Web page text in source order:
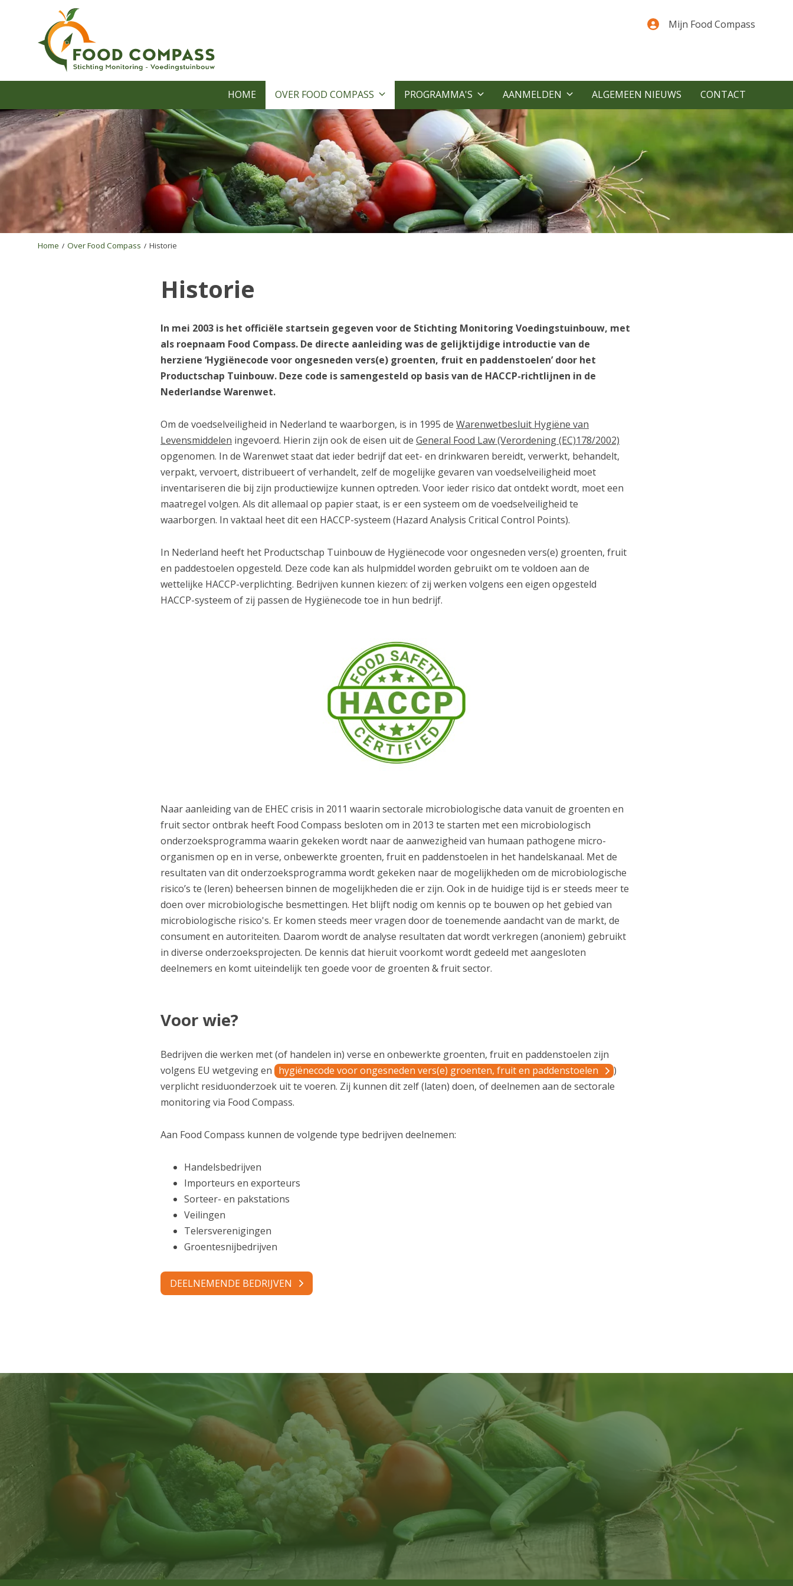
Mijn Food Compass
HOME OVER FOOD COMPASS PROGRAMMA'S AANMELDEN ALGEMEEN NIEUWS CONTACT
Home Over Food Compass Historie
Historie
In mei 2003 is het officiële startsein gegeven voor de Stichting Monitoring Voedingstuinbouw, met
als roepnaam Food Compass. De directe aanleiding was de gelijktijdige introductie van de
herziene ‘Hygiënecode voor ongesneden vers(e) groenten, fruit en paddenstoelen’ door het
Productschap Tuinbouw. Deze code is samengesteld op basis van de HACCP-richtlijnen in de
Nederlandse Warenwet.
Om de voedselveiligheid in Nederland te waarborgen, is in 1995 de Warenwetbesluit Hygiëne van
Levensmiddelen ingevoerd. Hierin zijn ook de eisen uit de General Food Law (Verordening (EC)178/2002)
opgenomen. In de Warenwet staat dat ieder bedrijf dat eet- en drinkwaren bereidt, verwerkt, behandelt,
verpakt, vervoert, distribueert of verhandelt, zelf de mogelijke gevaren van voedselveiligheid moet
inventariseren die bij zijn productiewijze kunnen optreden. Voor ieder risico dat ontdekt wordt, moet een
maatregel volgen. Als dit allemaal op papier staat, is er een systeem om de voedselveiligheid te
waarborgen. In vaktaal heet dit een HACCP-systeem (Hazard Analysis Critical Control Points).
In Nederland heeft het Productschap Tuinbouw de Hygiënecode voor ongesneden vers(e) groenten, fruit
en paddestoelen opgesteld. Deze code kan als hulpmiddel worden gebruikt om te voldoen aan de
wettelijke HACCP-verplichting. Bedrijven kunnen kiezen: of zij werken volgens een eigen opgesteld
HACCP-systeem of zij passen de Hygiënecode toe in hun bedrijf.
Naar aanleiding van de EHEC crisis in 2011 waarin sectorale microbiologische data vanuit de groenten en
fruit sector ontbrak heeft Food Compass besloten om in 2013 te starten met een microbiologisch
onderzoeksprogramma waarin gekeken wordt naar de aanwezigheid van humaan pathogene micro-
organismen op en in verse, onbewerkte groenten, fruit en paddenstoelen in het handelskanaal. Met de
resultaten van dit onderzoeksprogramma wordt gekeken naar de mogelijkheden om de microbiologische
risico’s te (leren) beheersen binnen de mogelijkheden die er zijn. Ook in de huidige tijd is er steeds meer te
doen over microbiologische besmettingen. Het blijft nodig om kennis op te bouwen op het gebied van
microbiologische risico's. Er komen steeds meer vragen door de toenemende aandacht van de markt, de
consument en autoriteiten. Daarom wordt de analyse resultaten dat wordt verkregen (anoniem) gebruikt
in diverse onderzoeksprojecten. De kennis dat hieruit voorkomt wordt gedeeld met aangesloten
deelnemers en komt uiteindelijk ten goede voor de groenten & fruit sector.
Voor wie?
Bedrijven die werken met (of handelen in) verse en onbewerkte groenten, fruit en paddenstoelen zijn
volgens EU wetgeving en hygiënecode voor ongesneden vers(e) groenten, fruit en paddenstoelen
)
verplicht residuonderzoek uit te voeren. Zij kunnen dit zelf (laten) doen, of deelnemen aan de sectorale
monitoring via Food Compass.
Aan Food Compass kunnen de volgende type bedrijven deelnemen:
Handelsbedrijven
Importeurs en exporteurs
Sorteer- en pakstations
Veilingen
Telersverenigingen
Groentesnijbedrijven
DEELNEMENDE BEDRIJVEN